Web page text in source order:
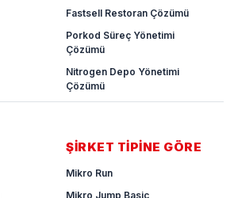
Fastsell Restoran Çözümü
Porkod Süreç Yönetimi
Çözümü
Nitrogen Depo Yönetimi
Çözümü
ŞİRKET TİPİNE GÖRE
Mikro Run
Mikro Jump Basic